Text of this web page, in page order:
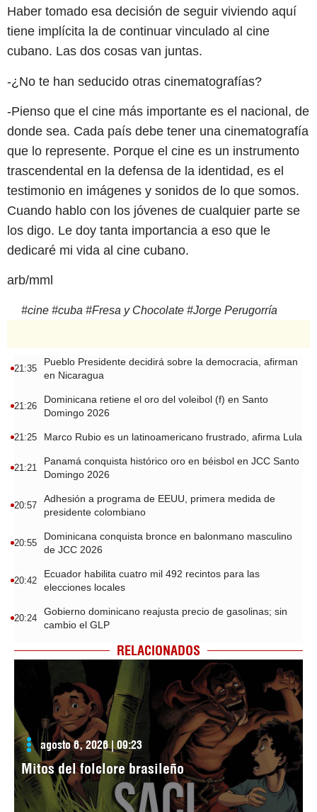
Haber tomado esa decisión de seguir viviendo aquí
tiene implícita la de continuar vinculado al cine
cubano. Las dos cosas van juntas.
-¿No te han seducido otras cinematografías?
-Pienso que el cine más importante es el nacional, de
donde sea. Cada país debe tener una cinematografía
que lo represente. Porque el cine es un instrumento
trascendental en la defensa de la identidad, es el
testimonio en imágenes y sonidos de lo que somos.
Cuando hablo con los jóvenes de cualquier parte se
los digo. Le doy tanta importancia a eso que le
dedicaré mi vida al cine cubano.
arb/mml
#cine #cuba #Fresa y Chocolate #Jorge Perugorría
21:35
Pueblo Presidente decidirá sobre la democracia, afirman
en Nicaragua
21:26
Dominicana retiene el oro del voleibol (f) en Santo
Domingo 2026
21:25 Marco Rubio es un latinoamericano frustrado, afirma Lula
21:21
Panamá conquista histórico oro en béisbol en JCC Santo
Domingo 2026
20:57
Adhesión a programa de EEUU, primera medida de
presidente colombiano
20:55
Dominicana conquista bronce en balonmano masculino
de JCC 2026
20:42
Ecuador habilita cuatro mil 492 recintos para las
elecciones locales
20:24
Gobierno dominicano reajusta precio de gasolinas; sin
cambio el GLP
RELACIONADOS
agosto 6, 2026 | 09:23
Mitos del folclore brasileño